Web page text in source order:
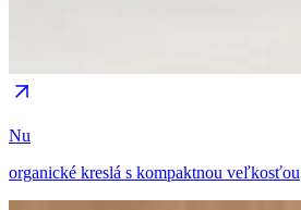
Nu
organické kreslá s kompaktnou veľkosťou